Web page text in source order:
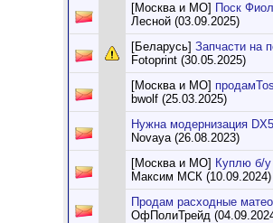
[Москва и МО] Поск
Лесной (03.09.2025)
[Беларусь] Запчасти на
Fotoprint (30.05.2025)
[Москва и МО]
bwolf (25.03.2025)
Нужна модернизация
Novaya (26.08.2023)
[Москва и МО] Куплю б/у
Максим МСК (10.09.2024)
Продам расходные
ОфПолиТрейд